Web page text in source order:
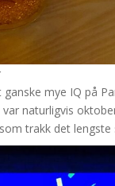
ganske mye IQ på
naturligvis
trakk det lengste